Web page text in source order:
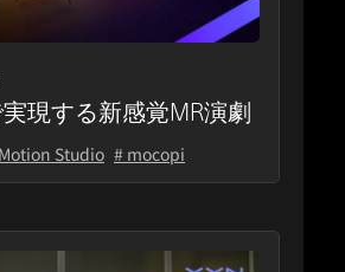
現する新感覚MR演劇
Studio # mocopi